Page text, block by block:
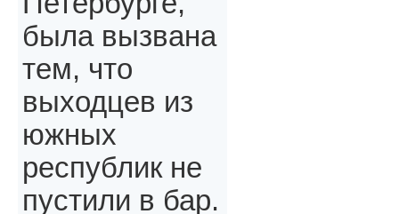
была вызвана
тем, что
выходцев из
южных
республик не
пустили в бар.